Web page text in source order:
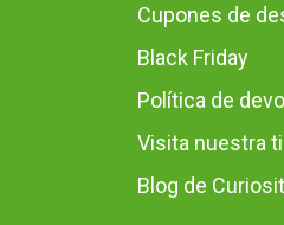
Cupones de
Black Friday
Política de
Visita nuestra
Blog de